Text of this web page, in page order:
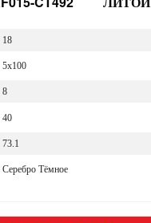
18
5x100
8
40
73.1
Серебро Тёмное